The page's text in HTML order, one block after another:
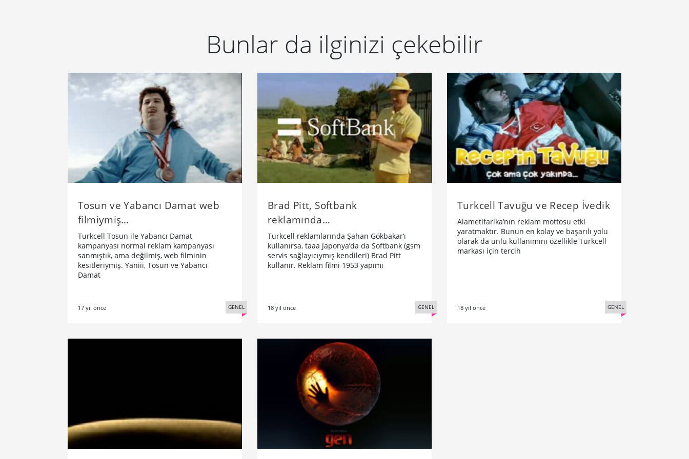
Bunlar da ilginizi çekebilir
Tosun ve Yabancı Damat web
filmiymiş…
Turkcell Tosun ile Yabancı Damat
kampanyası normal reklam kampanyası
sanmıştık, ama değilmiş, web filminin
kesitleriymiş. Yaniii, Tosun ve Yabancı
Damat
17 yıl önce GENEL
Brad Pitt, Softbank
reklamında…
Turkcell reklamlarında Şahan Gökbakar‘ı
kullanırsa, taaa Japonya’da da Softbank (gsm
servis sağlayıcıymış kendileri) Brad Pitt
kullanır. Reklam filmi 1953 yapımı
18 yıl önce GENEL
Turkcell Tavuğu ve Recep İvedik
Alametifarika’nın reklam mottosu etki
yaratmaktır. Bunun en kolay ve başarılı yolu
olarak da ünlü kullanımını özellikle Turkcell
markası için tercih
18 yıl önce GENEL